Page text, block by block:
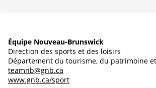
Équipe Nouveau-Brunswick
Direction des sports et des loisirs
Département du tourisme, du patrimoine
teamnb@gnb.ca
www.gnb.ca/sport